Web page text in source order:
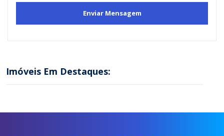
Imóveis Em Destaques: